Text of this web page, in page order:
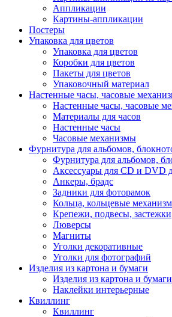
Аппликации
Картины-аппликации
Постеры
Упаковка для цветов
Упаковка для цветов
Коробки для цветов
Пакеты для цветов
Упаковочный материал
Настенные часы, часовые
Настенные часы, часовые
Материалы для часов
Настенные часы
Часовые механизмы
Фурнитура для альбомов,
Фурнитура для альбомов,
Аксессуары для CD и DVD
Анкеры, брадс
Задники для фоторамок
Кольца, кольцевые
Крепежи, подвесы, застежки
Люверсы
Магниты
Уголки декоративные
Уголки для фотографий
Изделия из картона и бумаги
Изделия из картона и бумаги
Наклейки интерьерные
Квиллинг
Квиллинг